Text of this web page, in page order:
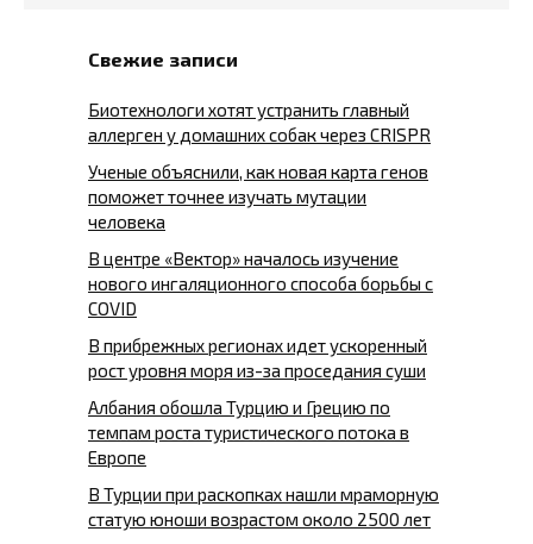
Свежие записи
Биотехнологи хотят устранить главный
аллерген у домашних собак через CRISPR
Ученые объяснили, как новая карта генов
поможет точнее изучать мутации
человека
В центре «Вектор» началось изучение
нового ингаляционного способа борьбы с
COVID
В прибрежных регионах идет ускоренный
рост уровня моря из-за проседания суши
Албания обошла Турцию и Грецию по
темпам роста туристического потока в
Европе
В Турции при раскопках нашли мраморную
статую юноши возрастом около 2500 лет